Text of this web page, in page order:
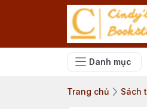
Danh mục
Trang chủ Sách